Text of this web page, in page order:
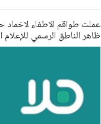
عملت طواقم الاطفاء
ظاهر الناطق الرسمي